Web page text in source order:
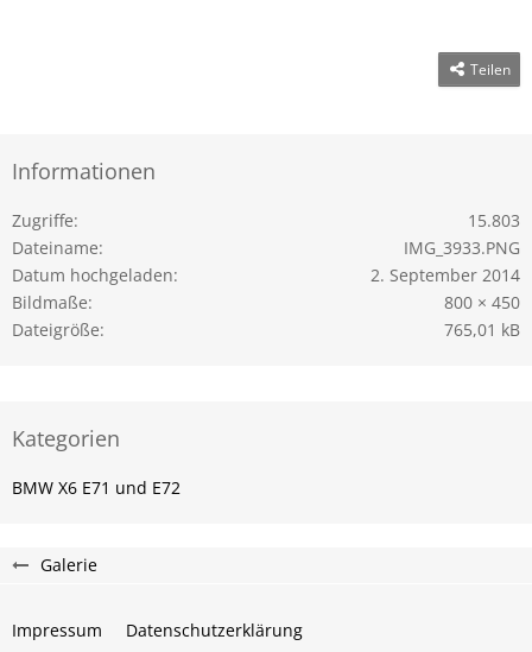
Teilen
Informationen
Zugriffe
15.803
Dateiname
IMG_3933.PNG
Datum hochgeladen
2. September 2014
Bildmaße
800 × 450
Dateigröße
765,01 kB
Kategorien
BMW X6 E71 und E72
Galerie
Impressum Datenschutzerklärung